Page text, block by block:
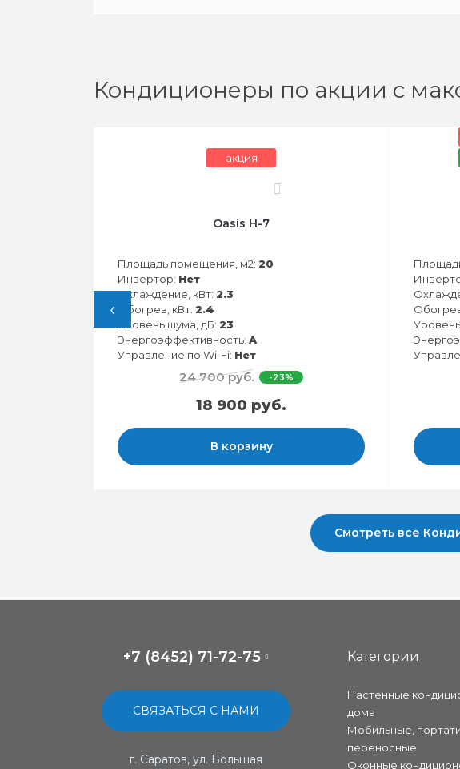
Кондиционеры по акции с
‹
акция
0
Oasis H-7
Площадь помещения, м2: 20
Инвертор: Нет
Охлаждение, кВт: 2.3
Обогрев, кВт: 2.4
Уровень шума, дБ: 23
Энергоэффективность: A
Управление по Wi-Fi: Нет
24 700 руб. -23%
18 900 руб.
В корзину
Смотреть все
+7 (8452) 71-72-75
СВЯЗАТЬСЯ С НАМИ
г. Саратов, ул. Большая
Категории
Настенные
дома
Мобильные,
переносные
Оконные